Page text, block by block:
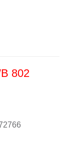
802